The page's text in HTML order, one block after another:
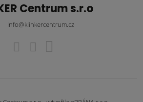
Centrum s.r.o
info@klinkercentrum.cz